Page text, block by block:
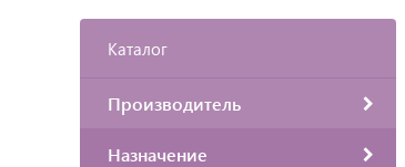
Каталог
Производитель
Назначение